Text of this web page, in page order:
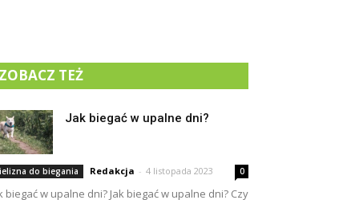
TEŻ
Jak biegać w upalne dni?
do biegania Redakcja - 4 listopada 2023 0
biegać w upalne dni? Jak biegać w upalne dni? Czy